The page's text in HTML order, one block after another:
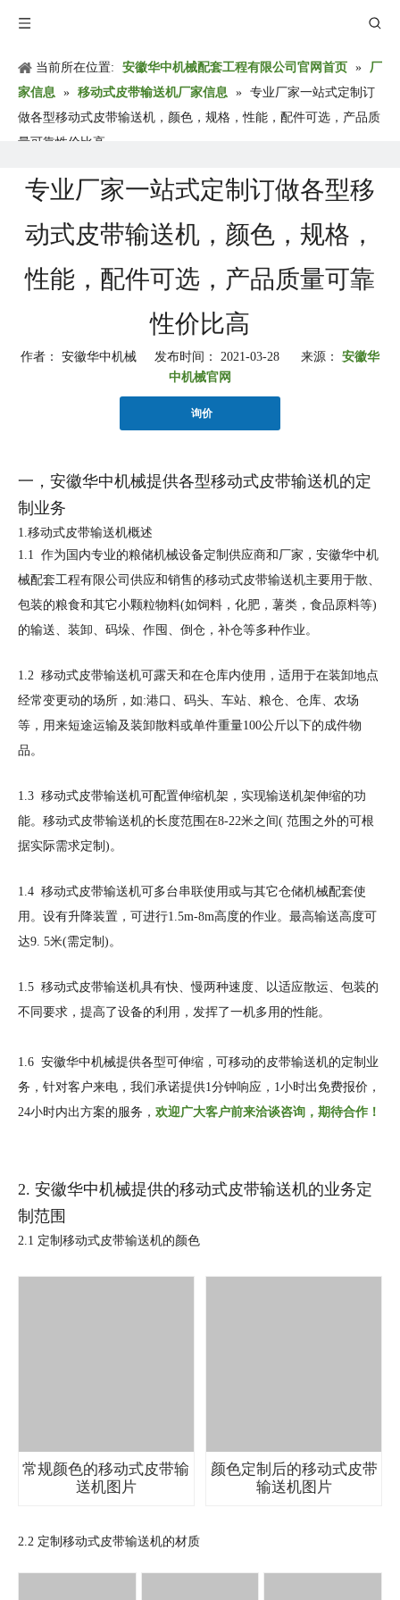
当前所在位置: 安徽华中机械配套工程有限公司官网首页 »
厂
家信息 » 移动式皮带输送机厂家信息 » 专业厂家一站式定制订
做各型移动式皮带输送机，颜色，规格，性能，配件可选，产品质
量可靠性价比高
专业厂家一站式定制订做各型移
动式皮带输送机，颜色，规格，
性能，配件可选，产品质量可靠
性价比高
作者： 安徽华中机械 发布时间： 2021-03-28 来源： 安徽华
中机械官网
询价
一，安徽华中机械提供各型移动式皮带输送机的定
制业务
1.移动式皮带输送机概述
1.1 作为国内专业的粮储机械设备定制供应商和厂家，安徽华中机
械配套工程有限公司供应和销售的移动式皮带输送机主要用于散、
包装的粮食和其它小颗粒物料(如饲料，化肥，薯类，食品原料等)
的输送、装卸、码垛、作囤、倒仓，补仓等多种作业。
1.2 移动式皮带输送机可露天和在仓库内使用，适用于在装卸地点
经常变更动的场所，如:港口、码头、车站、粮仓、仓库、农场
等，用来短途运输及装卸散料或单件重量100公斤以下的成件物
品。
1.3 移动式皮带输送机可配置伸缩机架，实现输送机架伸缩的功
能。移动式皮带输送机的长度范围在8-22米之间( 范围之外的可根
据实际需求定制)。
1.4 移动式皮带输送机可多台串联使用或与其它仓储机械配套使
用。设有升降装置，可进行1.5m-8m高度的作业。最高输送高度可
达9. 5米(需定制)。
1.5 移动式皮带输送机具有快、慢两种速度、以适应散运、包装的
不同要求，提高了设备的利用，发挥了一机多用的性能。
1.6 安徽华中机械提供各型可伸缩，可移动的皮带输送机的定制业
务，针对客户来电，我们承诺提供1分钟响应，1小时出免费报价，
24小时内出方案的服务， 欢迎广大客户前来洽谈咨询，期待合作！
2. 安徽华中机械提供的移动式皮带输送机的业务定
制范围
2.1 定制移动式皮带输送机的颜色
常规颜色的移动式皮带输
送机图片
颜色定制后的移动式皮带
输送机图片
2.2 定制移动式皮带输送机的材质